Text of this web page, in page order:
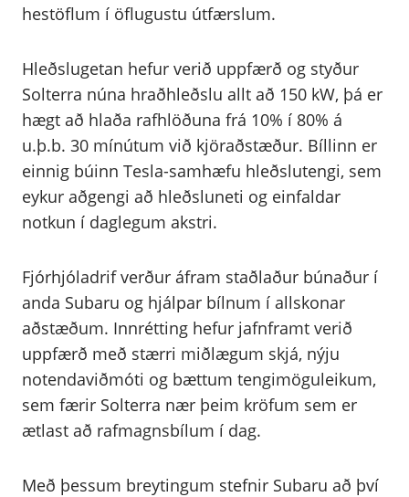
hestöflum í öflugustu útfærslum.
Hleðslugetan hefur verið uppfærð og styður
Solterra núna hraðhleðslu allt að 150 kW, þá er
hægt að hlaða rafhlöðuna frá 10% í 80% á
u.þ.b. 30 mínútum við kjöraðstæður. Bíllinn er
einnig búinn Tesla-samhæfu hleðslutengi, sem
eykur aðgengi að hleðsluneti og einfaldar
notkun í daglegum akstri.
Fjórhjóladrif verður áfram staðlaður búnaður í
anda Subaru og hjálpar bílnum í allskonar
aðstæðum. Innrétting hefur jafnframt verið
uppfærð með stærri miðlægum skjá, nýju
notendaviðmóti og bættum tengimöguleikum,
sem færir Solterra nær þeim kröfum sem er
ætlast að rafmagnsbílum í dag.
Með þessum breytingum stefnir Subaru að því